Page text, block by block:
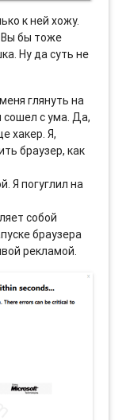
к ней хожу.
Вы бы тоже
Ну да суть не
глянуть на
сошел с ума. Да,
хакер. Я,
браузер, как
Я погуглил на
собой
браузера
рекламой.